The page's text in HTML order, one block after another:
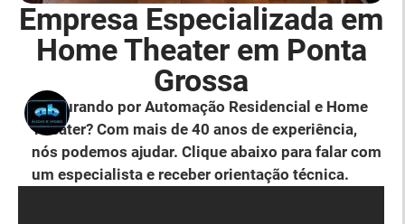
Empresa Especializada em
Home Theater em Ponta
Grossa
Procurando por Automação Residencial e Home
Theater? Com mais de 40 anos de experiência,
nós podemos ajudar. Clique abaixo para falar com
um especialista e receber orientação técnica.